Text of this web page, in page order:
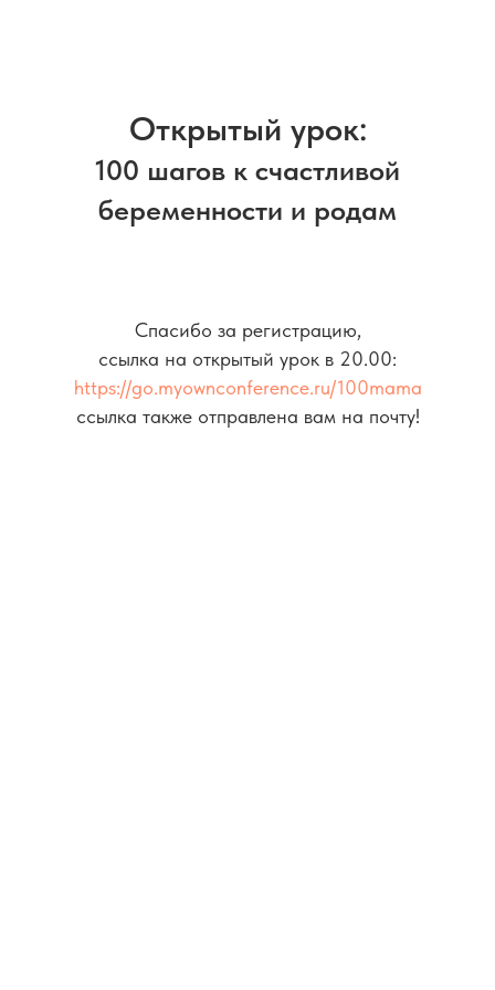
Открытый урок:
100 шагов к счастливой
беременности и родам
Спасибо за регистрацию,
ссылка на открытый урок в 20.00:
https://go.myownconference.ru/100mama
ссылка также отправлена вам на почту!